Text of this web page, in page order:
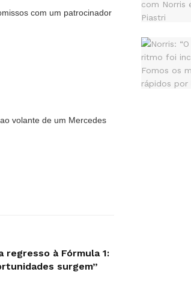
com um patrocinador
volante de um Mercedes
regresso à Fórmula 1:
surgem”